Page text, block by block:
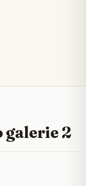
galerie 2